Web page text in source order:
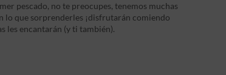
pescado, no te preocupes, tenemos muchas
lo que sorprenderles ¡disfrutarán comiendo
les encantarán (y ti también).